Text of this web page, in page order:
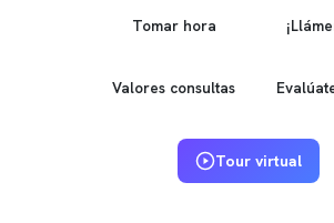
Tomar hora
Valores consultas
Tour virtual